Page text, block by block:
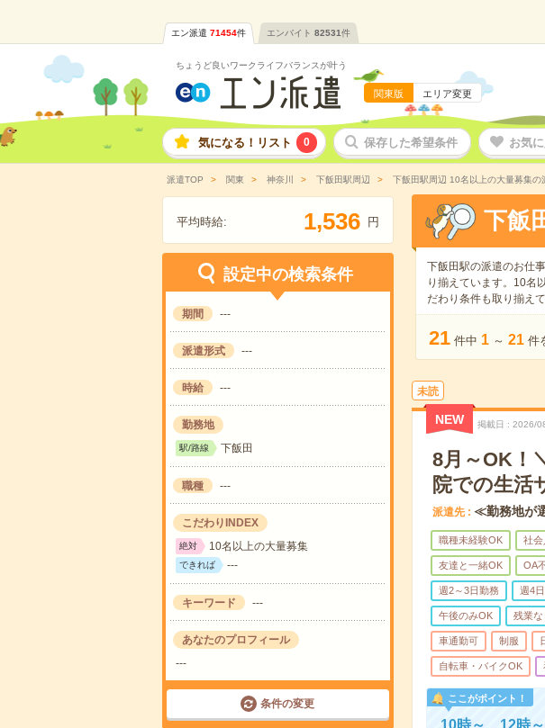
エン派遣 71454件 エンバイト 82531件
ちょうど良いワークライフバランスが叶う
関東版 エリア変更
気になる！リスト 0 保存した希望条件 お気
派遣TOP 関東 神奈川 下飯田駅周辺 下飯田駅周辺 10名以上の大量募集の
平均時給: 1,536 円
設定中の検索条件
期間 ---
派遣形式 ---
時給 ---
勤務地
駅/路線 下飯田
職種 ---
こだわりINDEX
絶対 10名以上の大量募集
できれば ---
キーワード ---
あなたのプロフィール
---
条件の変更
下飯
下飯田駅の派遣のお仕事
り揃えています。10名
だわり条件も取り揃えて
21 件中 1 ～ 21 件
未読
NEW 掲載日 2026/
8月～OK！
院での生活
派遣先 ≪勤務地が
職種未経験OK 社会
友達と一緒OK OA
週2～3日勤務 週4
午後のみOK 残業な
車通勤可 制服
自転車・バイクOK
ここがポイント！
10時～、12時